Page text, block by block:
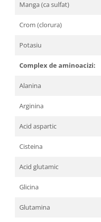
Manga (ca sulfat)
Crom (clorura)
Potasiu
Complex de aminoacizi:
Alanina
Arginina
Acid aspartic
Cisteina
Acid glutamic
Glicina
Glutamina